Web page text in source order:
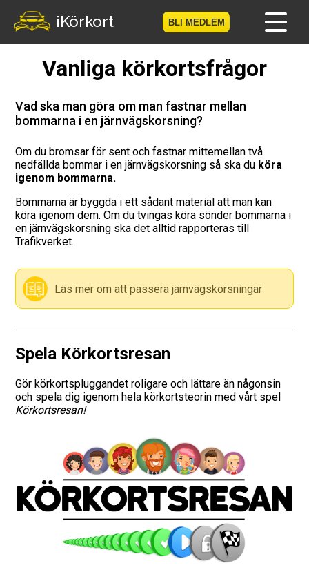
iKörkort BLI MEDLEM
Hem
Bli medlem
Prov
Körkortsresan
Vägmärkesspelet
Körkortsteori
Presentkort
Language
Vanliga körkortsfrågor
Vad ska man göra om man fastnar mellan
bommarna i en järnvägskorsning?
Om du bromsar för sent och fastnar mittemellan två
nedfällda bommar i en järnvägskorsning så ska du köra
igenom bommarna.
Bommarna är byggda i ett sådant material att man kan
köra igenom dem. Om du tvingas köra sönder bommarna i
en järnvägskorsning ska det alltid rapporteras till
Trafikverket.
Läs mer om att passera järnvägskorsningar
Spela Körkortsresan
Gör körkortspluggandet roligare och lättare än någonsin
och spela dig igenom hela körkortsteorin med vårt spel
Körkortsresan!